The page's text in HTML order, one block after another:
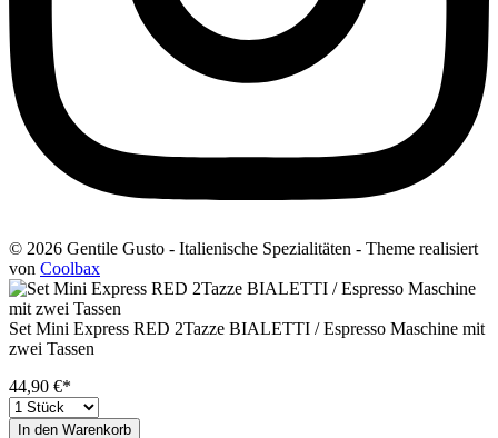
© 2026 Gentile Gusto - Italienische Spezialitäten - Theme realisiert
von Coolbax
Set Mini Express RED 2Tazze BIALETTI / Espresso Maschine mit
zwei Tassen
44,90 €*
In den Warenkorb